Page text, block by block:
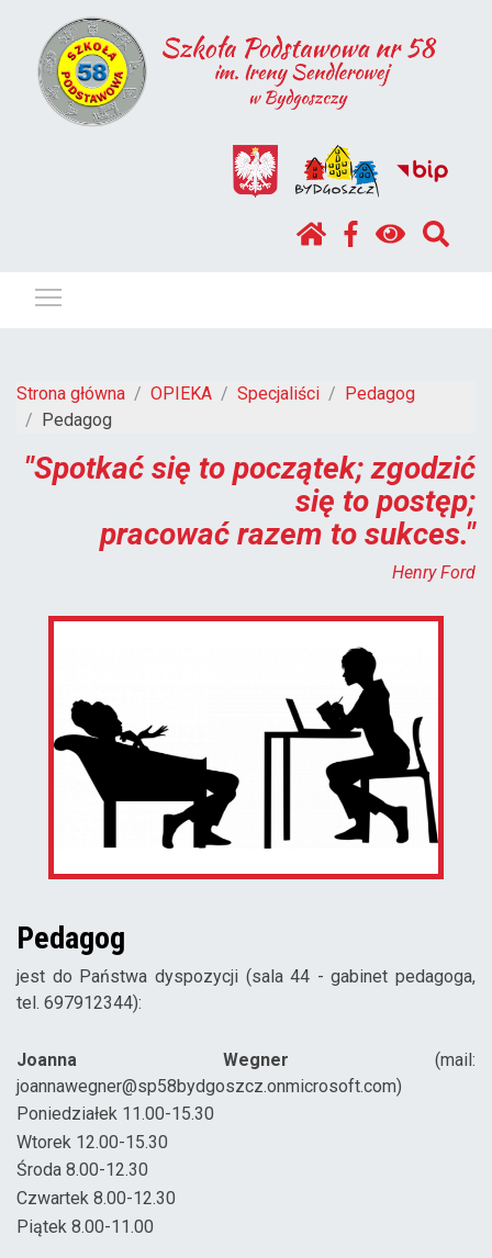
Strona główna OPIEKA Specjaliści
Pedagog
Pedagog
"Spotkać się to początek; zgodzić
się to postęp;
pracować razem to sukces."
Henry Ford
Pedagog
jest do Państwa dyspozycji (sala 44 - gabinet pedagoga,
tel. 697912344):
Joanna Wegner (mail:
joannawegner@sp58bydgoszcz.onmicrosoft.com)
Poniedziałek 11.00-15.30
Wtorek 12.00-15.30
Środa 8.00-12.30
Czwartek 8.00-12.30
Piątek 8.00-11.00